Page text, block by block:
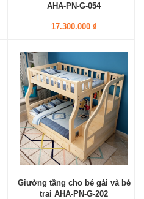
AHA-PN-G-054
17.300.000 ₫
Giường tầng cho bé gái và bé
trai AHA-PN-G-202